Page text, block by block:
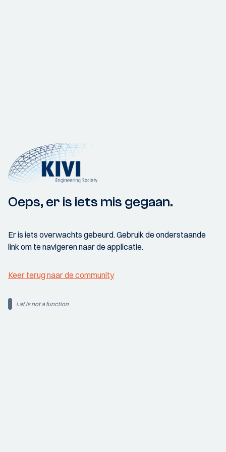
Oeps, er is iets mis gegaan.
Er is iets overwachts gebeurd. Gebruik de onderstaande
link om te navigeren naar de applicatie.
Keer terug naar de community
i.at is not a function